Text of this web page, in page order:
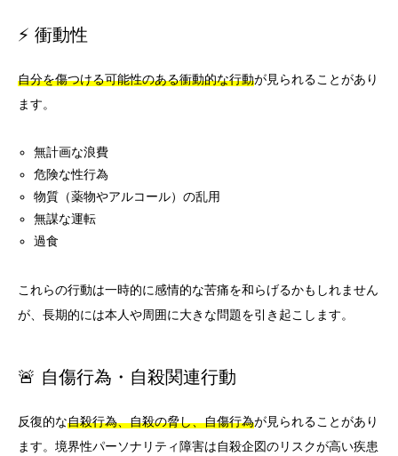
⚡ 衝動性
自分を傷つける可能性のある衝動的な行動が見られることがあり
ます。
無計画な浪費
危険な性行為
物質（薬物やアルコール）の乱用
無謀な運転
過食
これらの行動は一時的に感情的な苦痛を和らげるかもしれません
が、長期的には本人や周囲に大きな問題を引き起こします。
🚨 自傷行為・自殺関連行動
反復的な自殺行為、自殺の脅し、自傷行為が見られることがあり
ます。境界性パーソナリティ障害は自殺企図のリスクが高い疾患